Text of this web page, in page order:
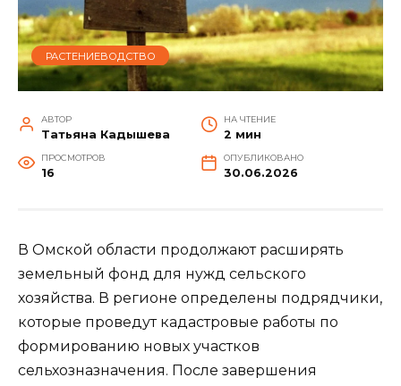
РАСТЕНИЕВОДСТВО
АВТОР
Татьяна Кадышева
НА ЧТЕНИЕ
2 мин
ПРОСМОТРОВ
16
ОПУБЛИКОВАНО
30.06.2026
В Омской области продолжают расширять
земельный фонд для нужд сельского
хозяйства. В регионе определены подрядчики,
которые проведут кадастровые работы по
формированию новых участков
сельхозназначения. После завершения